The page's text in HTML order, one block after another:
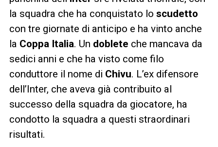
la squadra che ha conquistato lo scudetto
con tre giornate di anticipo e ha vinto anche
la Coppa Italia. Un doblete che mancava da
sedici anni e che ha visto come filo
conduttore il nome di Chivu. L’ex difensore
dell’Inter, che aveva già contribuito al
successo della squadra da giocatore, ha
condotto la squadra a questi straordinari
risultati.